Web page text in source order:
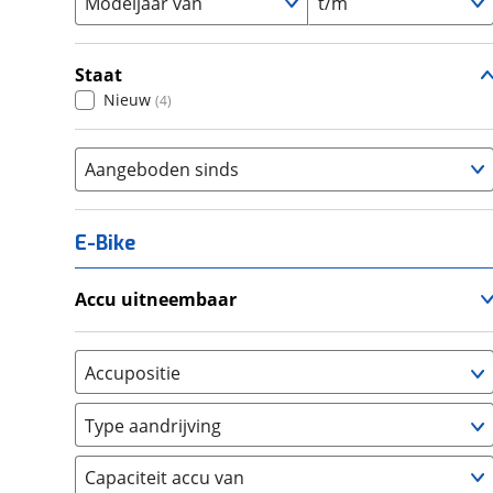
Staat
Nieuw (4)
Aangeboden sinds
E-Bike
Accu uitneembaar
Nee, vast (0)
Accupositie
Bagagedrager (0)
Frame (0 )
Vloer (0
Type aandrijving
Achterwiel (0)
Capaciteit accu van